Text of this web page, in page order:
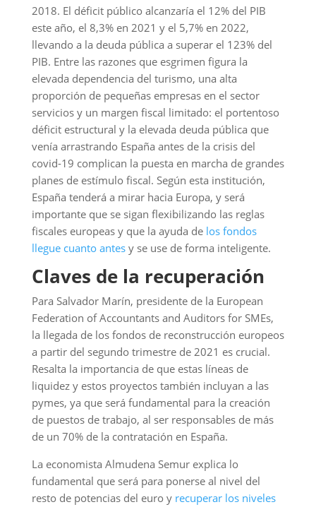
2018. El déficit público alcanzaría el 12% del PIB
este año, el 8,3% en 2021 y el 5,7% en 2022,
llevando a la deuda pública a superar el 123% del
PIB. Entre las razones que esgrimen figura la
elevada dependencia del turismo, una alta
proporción de pequeñas empresas en el sector
servicios y un margen fiscal limitado: el portentoso
déficit estructural y la elevada deuda pública que
venía arrastrando España antes de la crisis del
covid-19 complican la puesta en marcha de grandes
planes de estímulo fiscal. Según esta institución,
España tenderá a mirar hacia Europa, y será
importante que se sigan flexibilizando las reglas
fiscales europeas y que la ayuda delos fondos
llegue cuanto antesy se use de forma inteligente.
Claves de la recuperación
Para Salvador Marín, presidente de la European
Federation of Accountants and Auditors for SMEs,
la llegada de los fondos de reconstrucción europeos
a partir del segundo trimestre de 2021 es crucial.
Resalta la importancia de que estas líneas de
liquidez y estos proyectos también incluyan a las
pymes, ya que será fundamental para la creación
de puestos de trabajo, al ser responsables de más
de un 70% de la contratación en España.
La economista Almudena Semur explica lo
fundamental que será para ponerse al nivel del
resto de potencias del euro y recuperar los niveles